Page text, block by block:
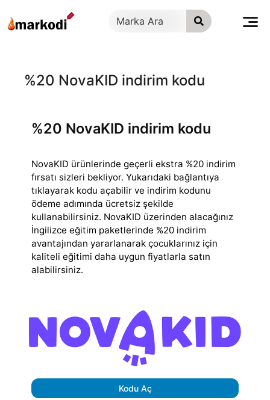
geç
%20 NovaKID indirim kodu
%20 NovaKID indirim kodu
NovaKID ürünlerinde geçerli ekstra %20 indirim
fırsatı sizleri bekliyor. Yukarıdaki bağlantıya
tıklayarak kodu açabilir ve indirim kodunu
ödeme adımında ücretsiz şekilde
kullanabilirsiniz. NovaKID üzerinden alacağınız
İngilizce eğitim paketlerinde %20 indirim
avantajından yararlanarak çocuklarınız için
kaliteli eğitimi daha uygun fiyatlarla satın
alabilirsiniz.
Kodu Aç